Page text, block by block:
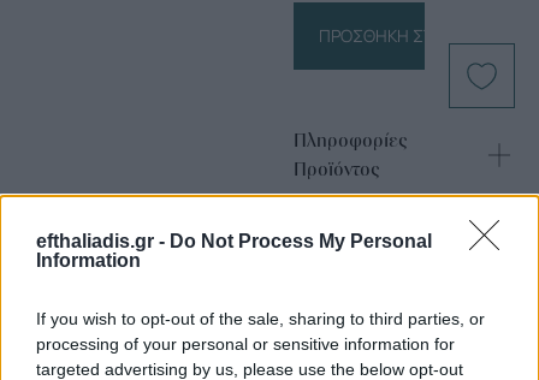
efthaliadis.gr - Do Not Process My Personal
Information
If you wish to opt-out of the sale, sharing to third parties, or
processing of your personal or sensitive information for
targeted advertising by us, please use the below opt-out
ΠΡΟΣΘΉΚΗ ΣΤΟ ΚΑΛΆΘΙ
Πληροφορίες
Προϊόντος